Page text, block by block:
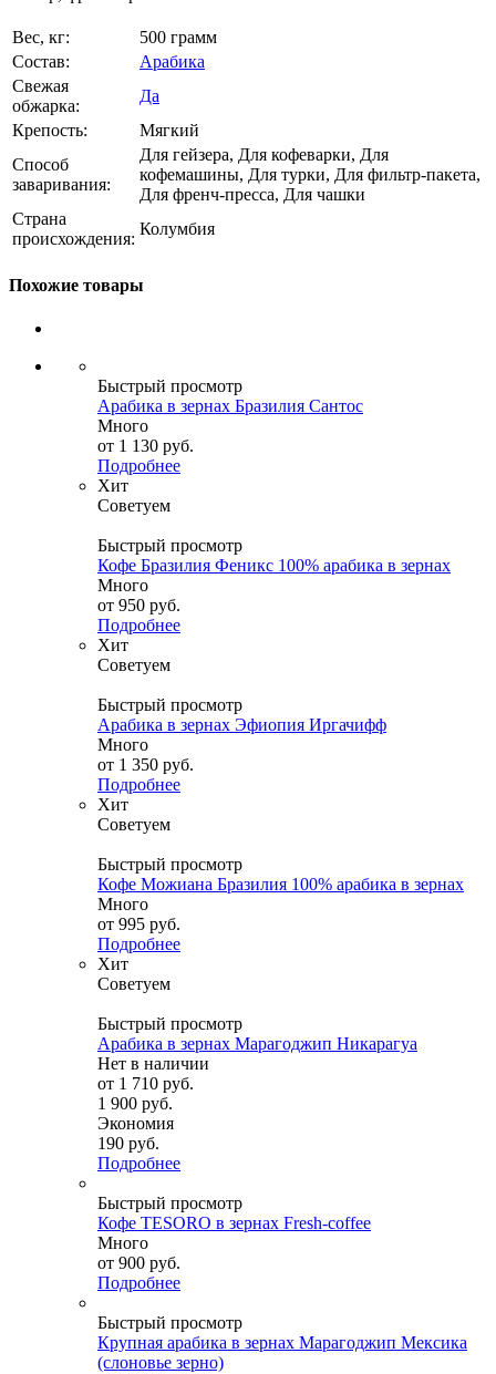
Вес, кг:
500 грамм
Состав:
Арабика
Свежая
обжарка:
Да
Крепость:
Мягкий
Способ
заваривания:
Для гейзера, Для кофеварки, Для
кофемашины, Для турки, Для фильтр-пакета,
Для френч-пресса, Для чашки
Страна
происхождения:
Колумбия
Похожие товары
Быстрый просмотр
Арабика в зернах Бразилия Сантос
Много
от 1 130 руб.
Подробнее
Хит
Советуем
Быстрый просмотр
Кофе Бразилия Феникс 100% арабика в зернах
Много
от 950 руб.
Подробнее
Хит
Советуем
Быстрый просмотр
Арабика в зернах Эфиопия Иргачифф
Много
от 1 350 руб.
Подробнее
Хит
Советуем
Быстрый просмотр
Кофе Можиана Бразилия 100% арабика в зернах
Много
от 995 руб.
Подробнее
Хит
Советуем
Быстрый просмотр
Арабика в зернах Марагоджип Никарагуа
Нет в наличии
от 1 710 руб.
1 900 руб.
Экономия
190 руб.
Подробнее
Быстрый просмотр
Кофе TESORO в зернах Fresh-coffee
Много
от 900 руб.
Подробнее
Быстрый просмотр
Крупная арабика в зернах Марагоджип Мексика
(слоновье зерно)